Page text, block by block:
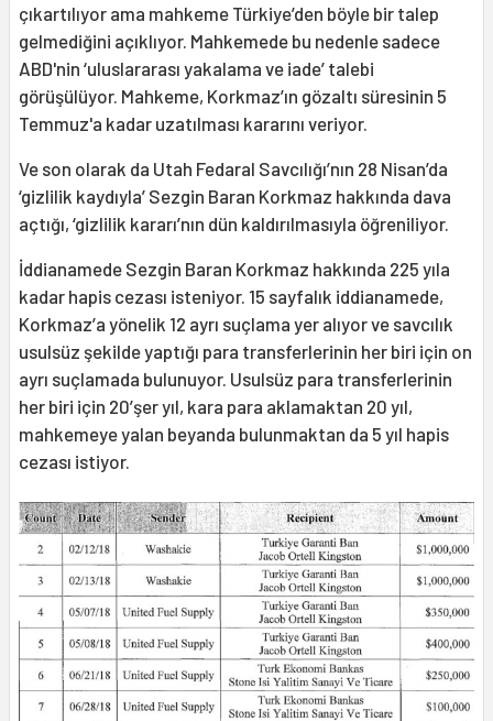
çıkartılıyor ama mahkeme Türkiye’den böyle bir talep
gelmediğini açıklıyor. Mahkemede bu nedenle sadece
ABD'nin ‘uluslararası yakalama ve iade’ talebi
görüşülüyor. Mahkeme, Korkmaz’ın gözaltı süresinin 5
Temmuz'a kadar uzatılması kararını veriyor.
Ve son olarak da Utah Fedaral Savcılığı’nın 28 Nisan’da
‘gizlilik kaydıyla’ Sezgin Baran Korkmaz hakkında dava
açtığı, ‘gizlilik kararı’nın dün kaldırılmasıyla öğreniliyor.
İddianamede Sezgin Baran Korkmaz hakkında 225 yıla
kadar hapis cezası isteniyor. 15 sayfalık iddianamede,
Korkmaz’a yönelik 12 ayrı suçlama yer alıyor ve savcılık
usulsüz şekilde yaptığı para transferlerinin her biri için on
ayrı suçlamada bulunuyor. Usulsüz para transferlerinin
her biri için 20’şer yıl, kara para aklamaktan 20 yıl,
mahkemeye yalan beyanda bulunmaktan da 5 yıl hapis
cezası istiyor.